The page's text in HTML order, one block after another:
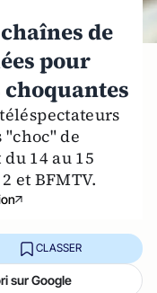
de
pour
de
14 au 15
et BFMTV.
CLASSER
sur Google